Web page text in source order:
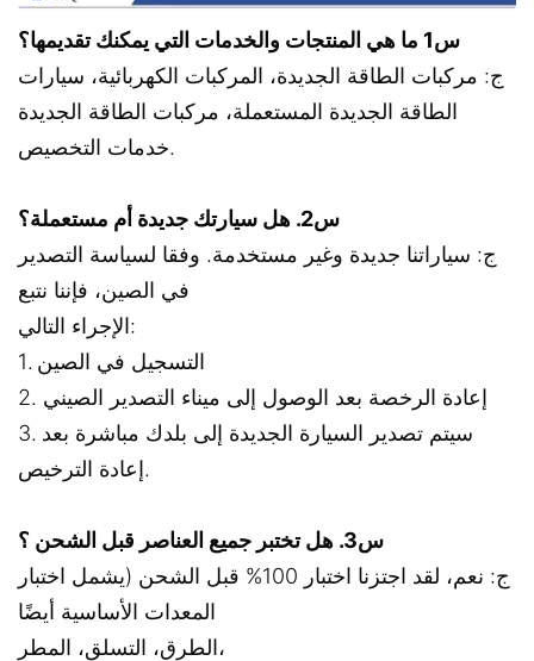
س1 ما هي المنتجات والخدمات التي يمكنك تقديمها؟
ج: مركبات الطاقة الجديدة، المركبات الكهربائية، سيارات
الطاقة الجديدة المستعملة، مركبات الطاقة الجديدة
خدمات التخصيص.
س2. هل سيارتك جديدة أم مستعملة؟
ج: سياراتنا جديدة وغير مستخدمة. وفقا لسياسة التصدير
في الصين، فإننا نتبع
الإجراء التالي:
1. التسجيل في الصين
2. إعادة الرخصة بعد الوصول إلى ميناء التصدير الصيني
3. سيتم تصدير السيارة الجديدة إلى بلدك مباشرة بعد
إعادة الترخيص.
س3. هل تختبر جميع العناصر قبل الشحن ؟
ج: نعم، لقد اجتزنا اختبار 100% قبل الشحن (يشمل اختبار
المعدات الأساسية أيضًا
الطرق، التسلق، المطر،